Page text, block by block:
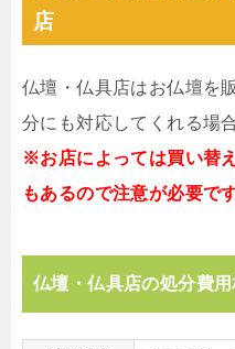
店
仏壇・仏具店はお仏壇を
分にも対応してくれる場
※お店によっては買い替
もあるので注意が必要です
仏壇・仏具店の処分費